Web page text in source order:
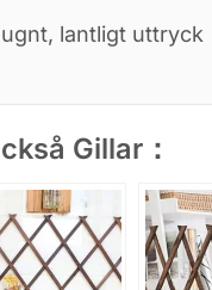
lantligt uttryck
Gillar：